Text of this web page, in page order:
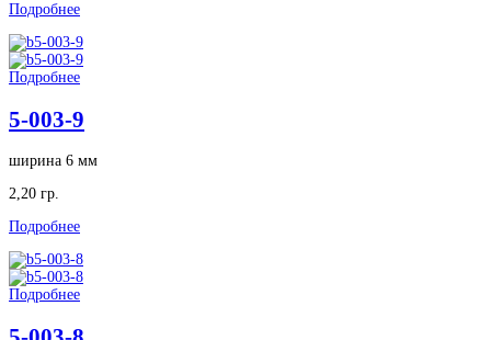
Подробнее
Подробнее
5-003-9
ширина 6 мм
2,20 гр.
Подробнее
Подробнее